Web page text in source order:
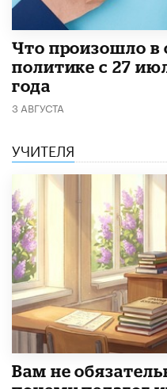
​Что произошло в
политике с 27
года
3 АВГУСТА
УЧИТЕЛЯ
​Вам не